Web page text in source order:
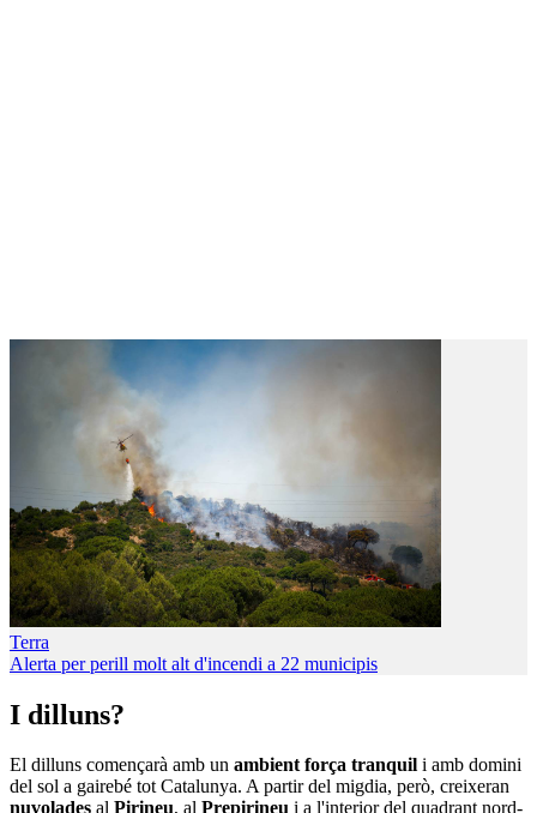
Terra
Alerta per perill molt alt d'incendi a 22 municipis
I dilluns?
El dilluns començarà amb un ambient força tranquil i amb domini
del sol a gairebé tot Catalunya. A partir del migdia, però, creixeran
nuvolades al Pirineu, al Prepirineu i a l'interior del quadrant nord-